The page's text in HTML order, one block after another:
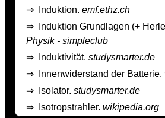
⇒
Induktion. emf.ethz.ch
⇒
Induktion Grundlagen (+
Physik - simpleclub
⇒
Induktivität. studysmarter.de
⇒
Innenwiderstand der Batterie.
⇒
Isolator. studysmarter.de
⇒
Isotropstrahler. wikipedia.org